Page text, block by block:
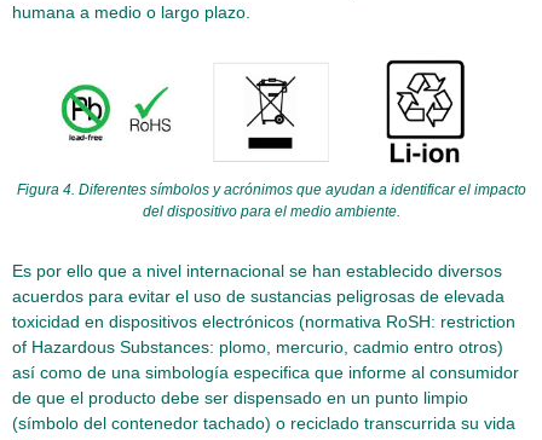
humana a medio o largo plazo.
Figura 4. Diferentes símbolos y acrónimos que ayudan a identificar el impacto
del dispositivo para el medio ambiente.
Es por ello que a nivel internacional se han establecido diversos
acuerdos para evitar el uso de sustancias peligrosas de elevada
toxicidad en dispositivos electrónicos (normativa RoSH: restriction
of Hazardous Substances: plomo, mercurio, cadmio entro otros)
así como de una simbología especifica que informe al consumidor
de que el producto debe ser dispensado en un punto limpio
(símbolo del contenedor tachado) o reciclado transcurrida su vida